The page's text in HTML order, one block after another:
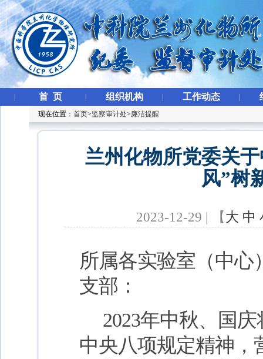
首 页 组织机构 工作动态
现在位置： 首页>监察审计处>廉洁提醒
兰州化物所党委关
风”树
2023-12-29 | 【大 中
所属各实验室（中心
支部：
2023年中秋、国
中央八项规定精神，